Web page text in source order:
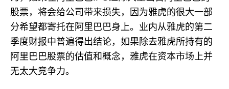
股票，将会给公司带来损失，因为雅虎的很大一部
分希望都寄托在阿里巴巴身上。业内从雅虎的第二
季度财报中普遍得出结论，如果除去雅虎所持有的
阿里巴巴股票的估值和概念，雅虎在资本市场上并
无太大竞争力。